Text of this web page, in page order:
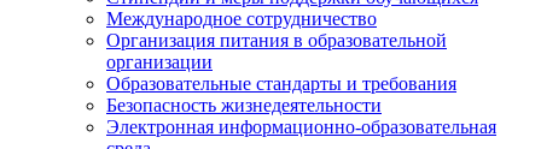
Международное сотрудничество
Организация питания в образовательной
организации
Образовательные стандарты и требования
Безопасность жизнедеятельности
Электронная информационно-образовательная